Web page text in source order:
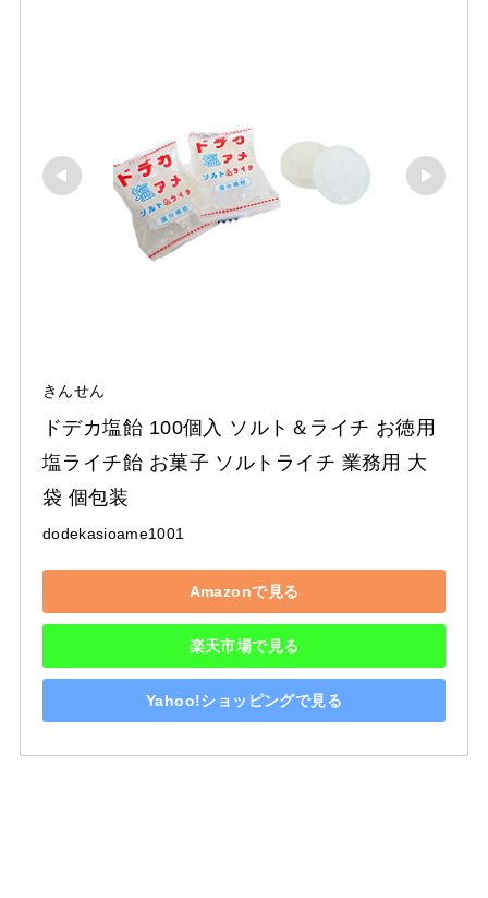
きんせん
ドデカ塩飴 100個入 ソルト＆ライチ お徳用
塩ライチ飴 お菓子 ソルトライチ 業務用 大
袋 個包装
dodekasioame1001
Amazonで見る
楽天市場で見る
Yahoo!ショッピングで見る